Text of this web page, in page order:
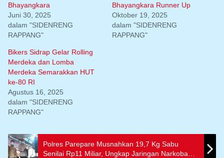
Bhayangkara
Juni 30, 2025
dalam "SIDENRENG
RAPPANG"
Bhayangkara Runner Up
Oktober 19, 2025
dalam "SIDENRENG
RAPPANG"
Bikers Sidrap Gelar Rolling
Merdeka dan Lomba
Merdeka Semarakkan HUT
ke-80 RI
Agustus 16, 2025
dalam "SIDENRENG
RAPPANG"
Polres Parepare Musnahkan 19,7 Kg Sabu
Senilai Rp11 Miliar, Ungkap Jaringan Narkoba